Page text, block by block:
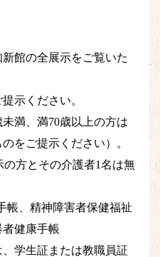
館の全展示をご覧いた
示ください。
満、満70歳以上の方は
をご提示ください）。
方とその介護者1名は無
帳、精神障害者保健福祉
健康手帳
学生証または教職員証